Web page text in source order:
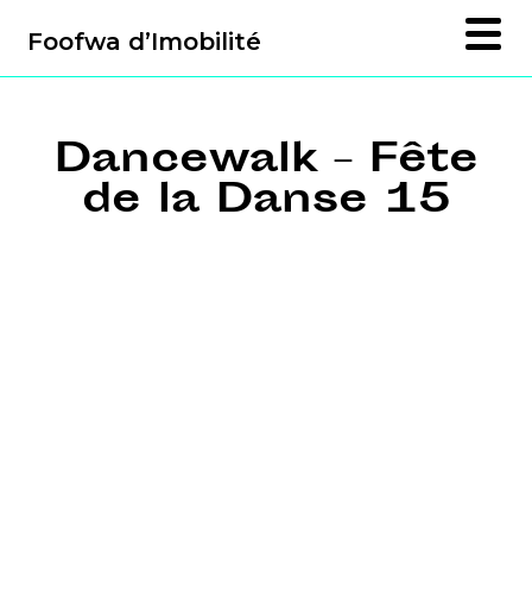
Foofwa d’Imobilité
Dancewalk – Fête
de la Danse 15